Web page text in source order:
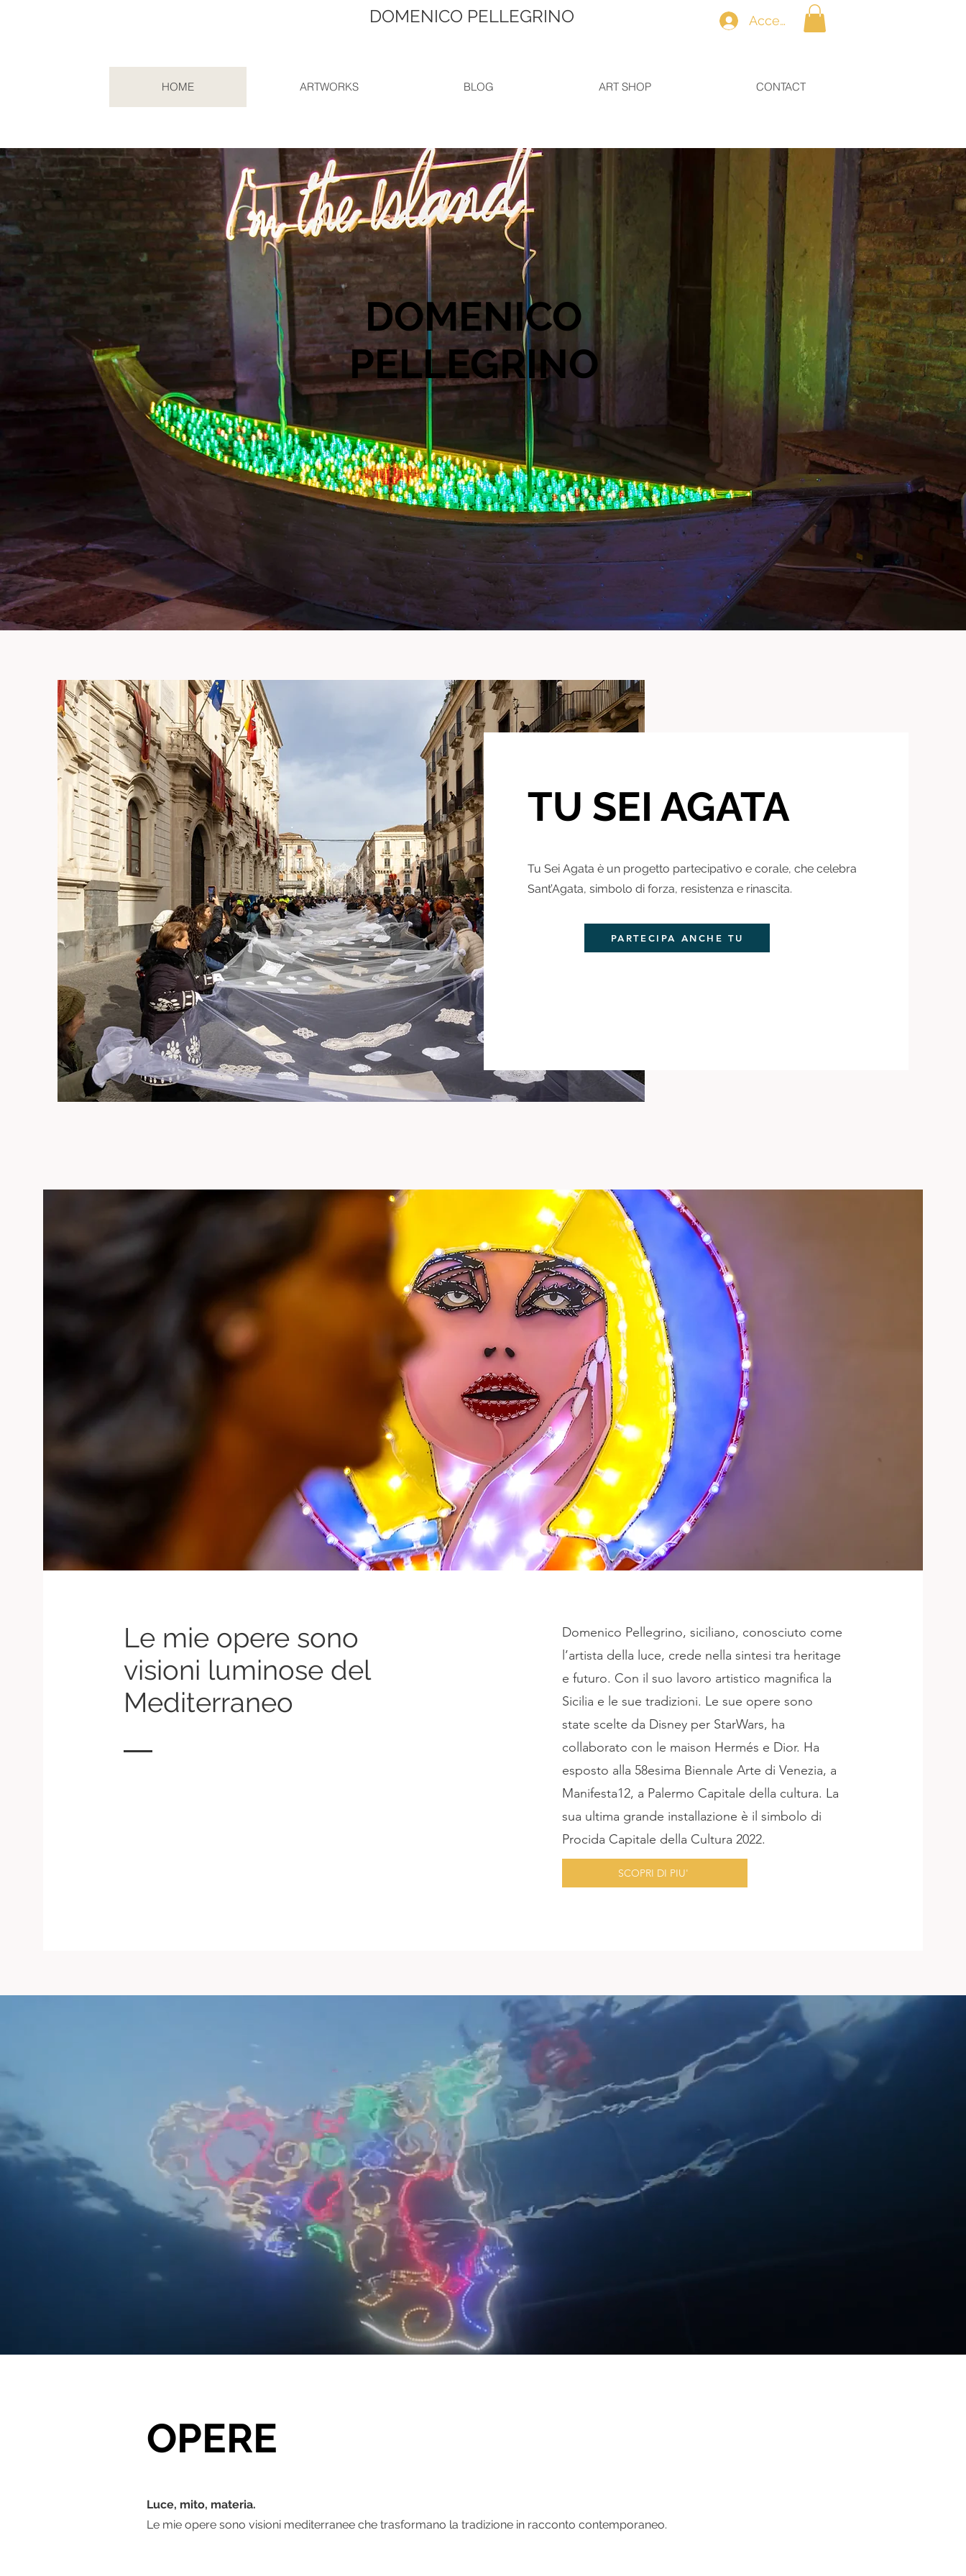
Accedi
DOMENICO PELLEGRINO
HOME ARTWORKS BLOG ART SHOP CONTACT
DOMENICO
PELLEGRINO
TU SEI AGATA
Tu Sei Agata è un progetto partecipativo e corale, che celebra
Sant’Agata, simbolo di forza, resistenza e rinascita.
PARTECIPA ANCHE TU
Le mie opere sono
visioni luminose del
Mediterraneo
Domenico Pellegrino, siciliano, conosciuto come
l’artista della luce, crede nella sintesi tra heritage
e futuro. Con il suo lavoro artistico magnifica la
Sicilia e le sue tradizioni. Le sue opere sono
state scelte da Disney per StarWars, ha
collaborato con le maison Hermés e Dior. Ha
esposto alla 58esima Biennale Arte di Venezia, a
Manifesta12, a Palermo Capitale della cultura. La
sua ultima grande installazione è il simbolo di
Procida Capitale della Cultura 2022.
SCOPRI DI PIU'
OPERE
Luce, mito, materia.
Le mie opere sono visioni mediterranee che trasformano la tradizione in racconto contemporaneo.